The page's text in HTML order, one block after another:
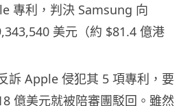
專利，判決 Samsung 向
美元（約 $81.4 億港
訴 Apple 侵犯其 5 項專利，要
億美元就被陪審團駁回。雖然